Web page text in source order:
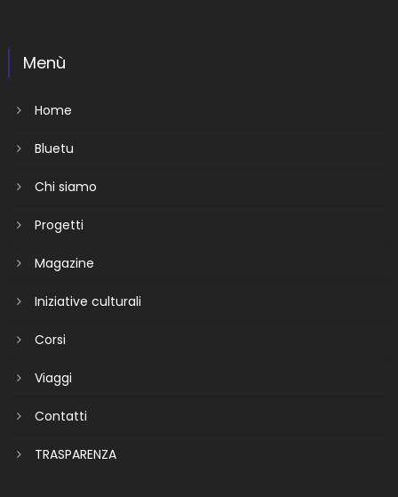
Menù
Home
Bluetu
Chi siamo
Progetti
Magazine
Iniziative culturali
Corsi
Viaggi
Contatti
TRASPARENZA